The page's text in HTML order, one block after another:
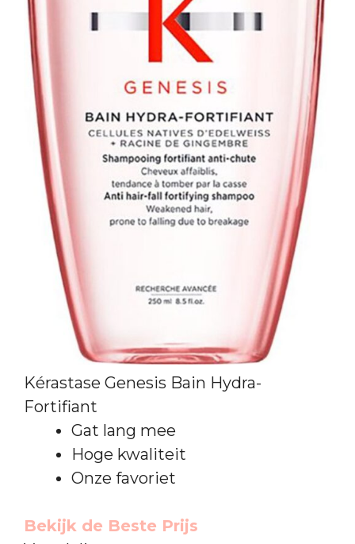
Kérastase Genesis Bain Hydra-
Fortifiant
Gat lang mee
Hoge kwaliteit
Onze favoriet
Bekijk de Beste Prijs